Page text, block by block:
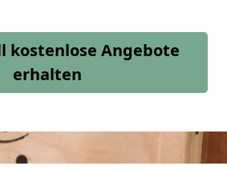
kostenlose Angebote
erhalten